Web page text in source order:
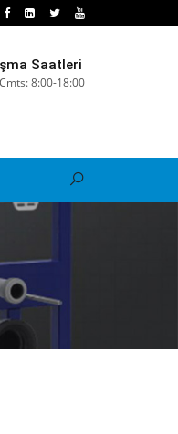
Saatleri
8:00-18:00